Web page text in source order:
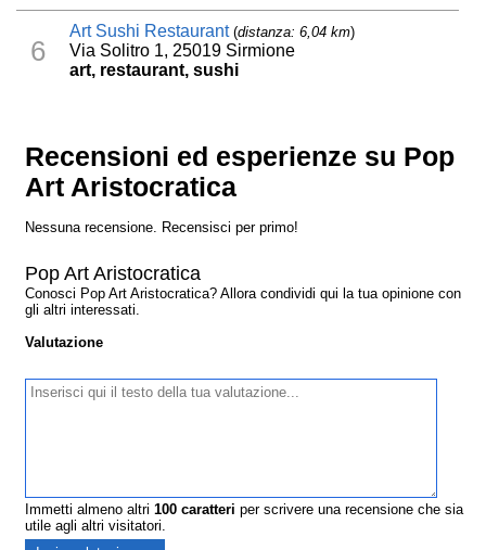
6
Art Sushi Restaurant(distanza: 6,04 km)
Via Solitro 1, 25019 Sirmione
art, restaurant, sushi
Recensioni ed esperienze su Pop
Art Aristocratica
Nessuna recensione. Recensisci per primo!
Pop Art Aristocratica
Conosci Pop Art Aristocratica? Allora condividi qui la tua opinione con
gli altri interessati.
Valutazione
Immetti almeno altri100 caratteri per scrivere una recensione che sia
utile agli altri visitatori.